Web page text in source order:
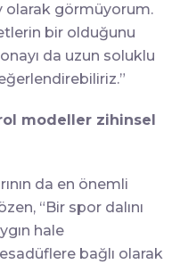
olarak görmüyorum.
bir olduğunu
da uzun soluklu
modeller zihinsel
da en önemli
“Bir spor dalını
hale
bağlı olarak